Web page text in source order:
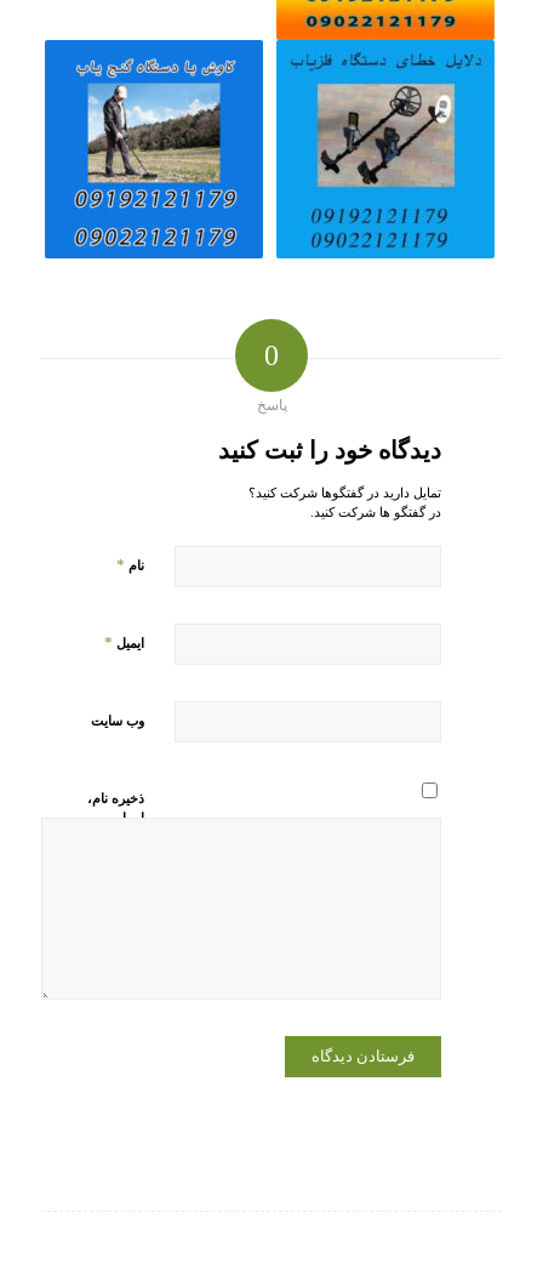
0
پاسخ
دیدگاه خود را ثبت کنید
تمایل دارید در گفتگوها شرکت کنید؟
در گفتگو ها شرکت کنید.
نام *
ایمیل *
وب‌ سایت
ذخیره نام،
ایمیل و